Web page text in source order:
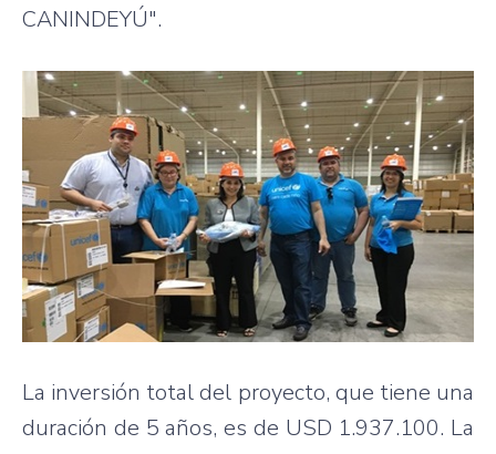
CANINDEYÚ".
La inversión total del proyecto, que tiene una
duración de 5 años, es de USD 1.937.100. La